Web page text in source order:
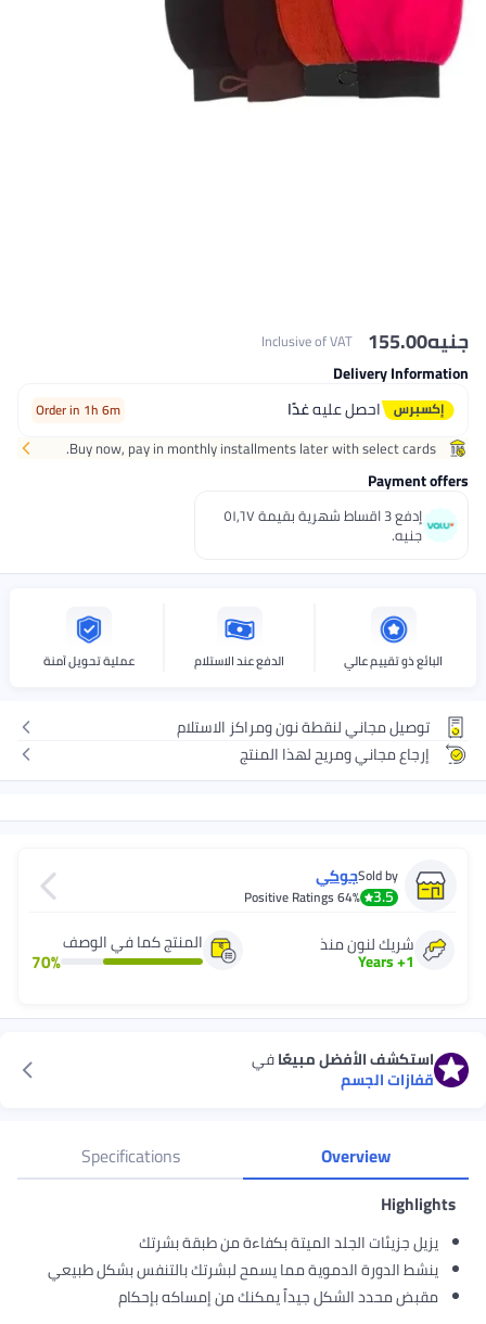
جنيه155.00
Inclusive of VAT
Delivery Information
احصل عليهغدًا Order in 1h 6m
Buy now, pay in monthly installments later with select cards.
Payment offers
إدفع 3 اقساط شهرية بقيمة ٥١٫٦٧
جنيه.
البائع ذو تقييم عالي الدفع عند الاستلام عملية تحويل آمنة
توصيل مجاني لنقطة نون ومراكز الاستلام
إرجاع مجاني ومريح لهذا المنتج
Sold byجوكي
3.5
64%
المنتج كما في الوصف
70%
شريك لنون منذ
1
+
Years
استكشف الأفضل مبيعًافي
قفازات الجسم
Overview
Specifications
Highlights
يزيل جزيئات الجلد الميتة بكفاءة من طبقة بشرتك
ينشط الدورة الدموية مما يسمح لبشرتك بالتنفس بشكل طبيعي
مقبض محدد الشكل جيداً يمكنك من إمساكه بإحكام